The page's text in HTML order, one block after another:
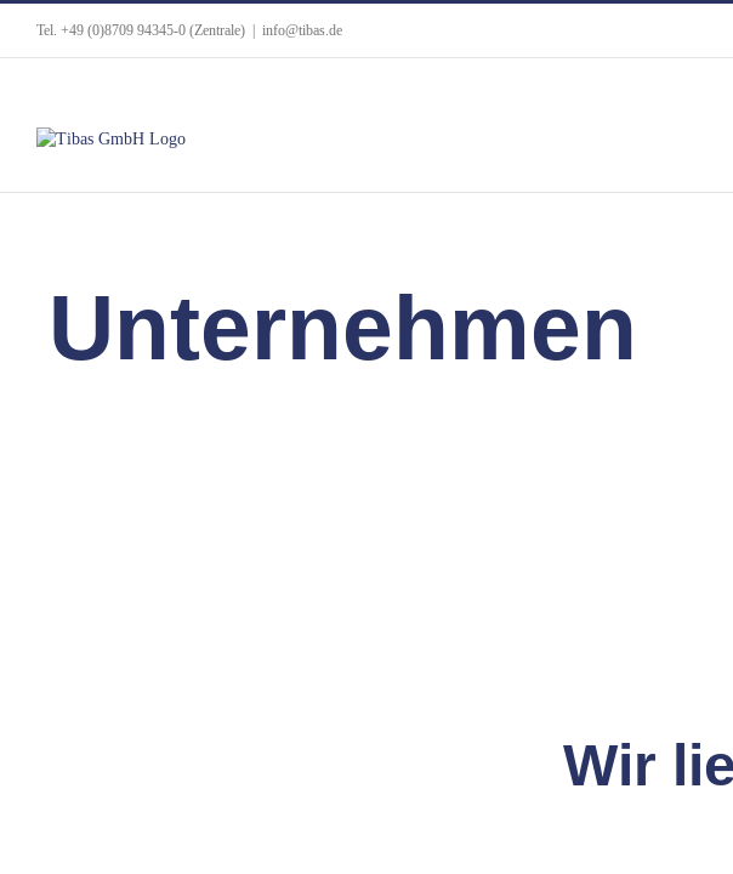
Tel. +49 (0)8709 94345-0 (Zentrale) info@tibas.de
Unternehmen
Wir